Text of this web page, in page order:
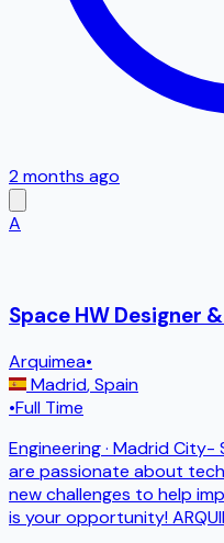
2 months ago
A
Space HW Designer
Arquimea•
Madrid,Spain
•Full Time
Engineering · Madrid City-
are passionate about
new challenges to help
is your opportunity!